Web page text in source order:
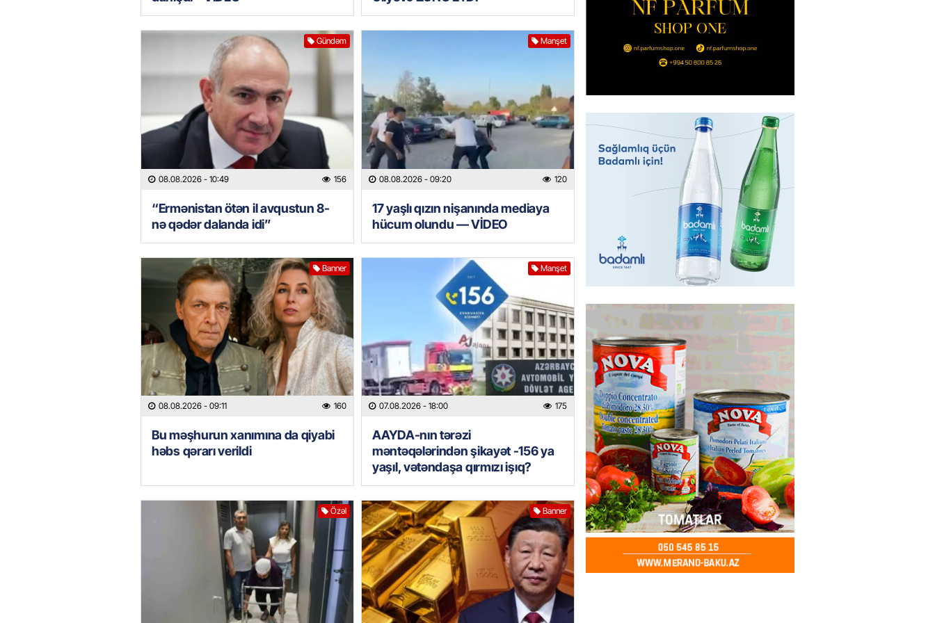
Gündəm
08.08.2026 - 10:49 156
“Ermənistan ötən il avqustun 8-
nə qədər dalanda idi”
Manşet
08.08.2026 - 09:20 120
17 yaşlı qızın nişanında mediaya
hücum olundu — VİDEO
Banner
08.08.2026 - 09:11 160
Bu məşhurun xanımına da qiyabi
həbs qərarı verildi
Manşet
07.08.2026 - 18:00 175
AAYDA-nın tərəzi
məntəqələrindən şikayət -156 ya
yaşıl, vətəndaşa qırmızı işıq?
Özəl Banner
“Birgə Strateji Müdafiə Sazişi”nin
əhəmiyyəti nədir? -ŞƏRH
İDMAN
Albaniya klubuna keçən Kamil
“Liverpul”da oynamaq istəyir
- 16:15 260
Tovuzda qadın qətlə yetirildi – Şübhəli
qardaşı oğludur
07.08.2026- 16:00 245
GÜNDƏM
Türkiyədə 37,6 milyon, Rusiyada 16,7
milyon – Azərbaycanlıların yemək
xərcləri
07.08.2026- 15:45 169
GÜNDƏM
Malayziyada yeni səfirimiz kimdir? –
Dosye
07.08.2026 - 15:30 171
MANŞET
Türkiyə, Səudiyyə Ərəbistanı və
Pakistan arasında Məkkə müdafiə
sazişi imzalanıb
- 15:15
ÖZƏL